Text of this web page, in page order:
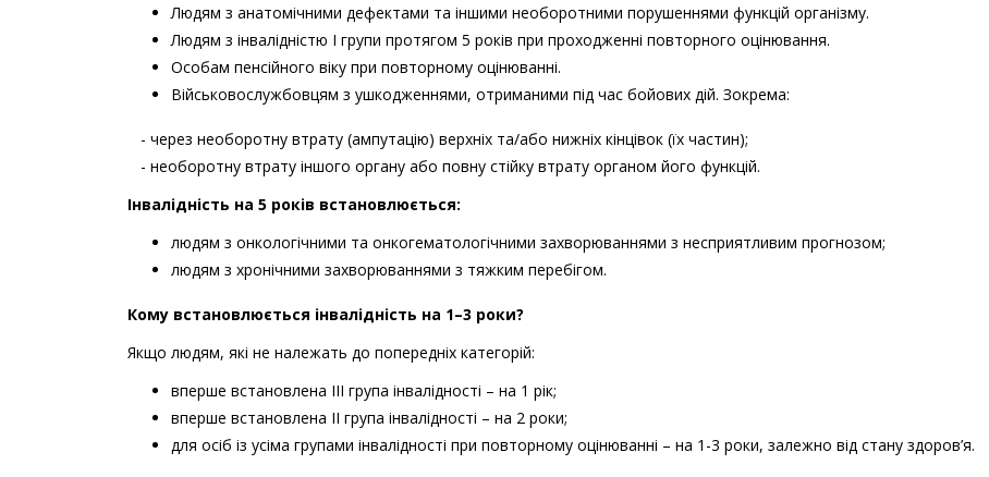
Людям з анатомічними дефектами та іншими необоротними порушеннями функцій організму.
Людям з інвалідністю І групи протягом 5 років при проходженні повторного оцінювання.
Особам пенсійного віку при повторному оцінюванні.
Військовослужбовцям з ушкодженнями, отриманими під час бойових дій. Зокрема:
- через необоротну втрату (ампутацію) верхніх та/або нижніх кінцівок (їх частин);
- необоротну втрату іншого органу або повну стійку втрату органом його функцій.
Інвалідність на 5 років встановлюється:
людям з онкологічними та онкогематологічними захворюваннями з несприятливим прогнозом;
людям з хронічними захворюваннями з тяжким перебігом.
Кому встановлюється інвалідність на 1–3 роки?
Якщо людям, які не належать до попередніх категорій:
вперше встановлена III група інвалідності – на 1 рік;
вперше встановлена II група інвалідності – на 2 роки;
для осіб із усіма групами інвалідності при повторному оцінюванні – на 1-3 роки, залежно від стану здоров’я.